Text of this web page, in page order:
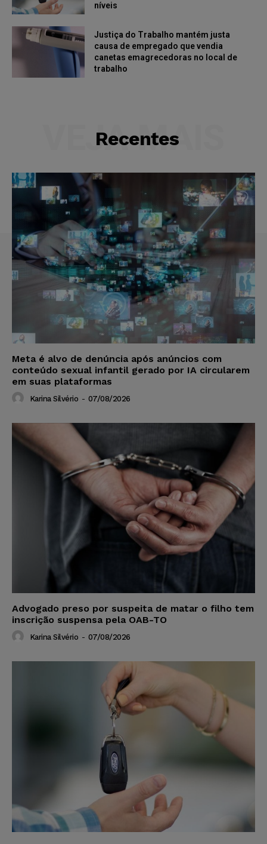
níveis
Justiça do Trabalho mantém justa
causa de empregado que vendia
canetas emagrecedoras no local de
trabalho
Recentes
VEJA MAIS
Meta é alvo de denúncia após anúncios com
conteúdo sexual infantil gerado por IA circularem
em suas plataformas
Karina Silvério - 07/08/2026
Advogado preso por suspeita de matar o filho tem
inscrição suspensa pela OAB-TO
Karina Silvério - 07/08/2026